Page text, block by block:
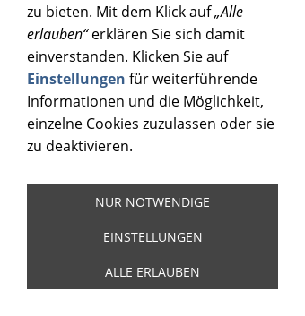
CAMPI, RAY - CHICKEN / FINLANDIA IS
Artikelnummer:
21181
Ray Campi with Hal Peters and his Trio -
zu bieten. Mit dem Klick auf„Alle
erlauben“erklären Sie sich damit
einverstanden. Klicken Sie auf
Einstellungen für weiterführende
Informationen und die Möglichkeit,
einzelne Cookies zuzulassen oder sie
zu deaktivieren.
NUR NOTWENDIGE
EINSTELLUNGEN
ALLE ERLAUBEN